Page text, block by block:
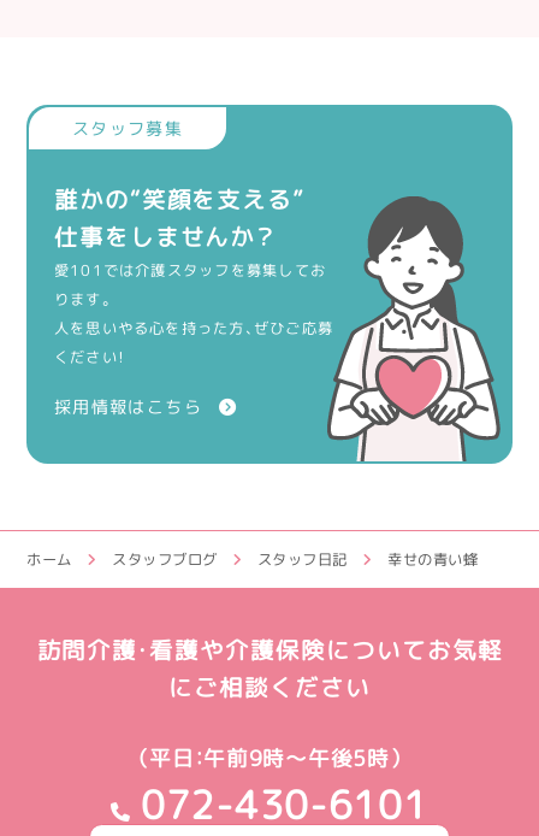
誰かの“笑顔を支える”
仕事をしませんか？
愛101では介護スタッフを募集してお
ります。
人を思いやる心を持った方、ぜひご応募
ください！
採用情報はこちら
ホーム スタッフブログ スタッフ日記 幸せの青い蜂
訪問介護・看護や介護保険についてお気軽
にご相談ください
（平日：午前9時～午後5時）
072-430-6101